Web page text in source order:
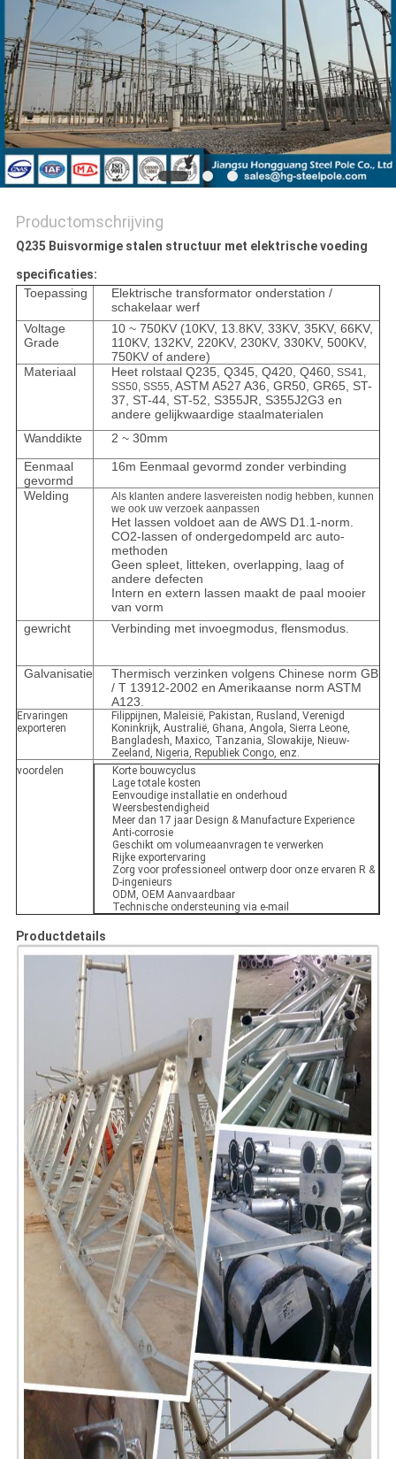
Productomschrijving
Q235 Buisvormige stalen structuur met elektrische voeding
specificaties:
Toepassing
Elektrische transformator onderstation /
schakelaar werf
Voltage
Grade
10 ~ 750KV (10KV, 13.8KV, 33KV, 35KV, 66KV,
110KV, 132KV, 220KV, 230KV, 330KV, 500KV,
750KV of andere)
Materiaal
Heet rolstaal Q235, Q345, Q420, Q460, SS41,
SS50, SS55, ASTM A527 A36, GR50, GR65, ST-
37, ST-44, ST-52, S355JR, S355J2G3 en
andere gelijkwaardige staalmaterialen
Wanddikte
2 ~ 30mm
Eenmaal
gevormd
16m Eenmaal gevormd zonder verbinding
Welding
Als klanten andere lasvereisten nodig hebben, kunnen
we ook uw verzoek aanpassen
Het lassen voldoet aan de AWS D1.1-norm.
CO2-lassen of ondergedompeld arc auto-
methoden
Geen spleet, litteken, overlapping, laag of
andere defecten
Intern en extern lassen maakt de paal mooier
van vorm
gewricht
Verbinding met invoegmodus, flensmodus.
Galvanisatie
Thermisch verzinken volgens Chinese norm GB
/ T 13912-2002 en Amerikaanse norm ASTM
A123.
Ervaringen
exporteren
Filippijnen, Maleisië, Pakistan, Rusland, Verenigd
Koninkrijk, Australië, Ghana, Angola, Sierra Leone,
Bangladesh, Maxico, Tanzania, Slowakije, Nieuw-
Zeeland, Nigeria, Republiek Congo, enz.
voordelen
Korte bouwcyclus
Lage totale kosten
Eenvoudige installatie en onderhoud
Weersbestendigheid
Meer dan 17 jaar Design & Manufacture Experience
Anti-corrosie
Geschikt om volumeaanvragen te verwerken
Rijke exportervaring
Zorg voor professioneel ontwerp door onze ervaren R &
D-ingenieurs
ODM, OEM Aanvaardbaar
Technische ondersteuning via e-mail
Productdetails